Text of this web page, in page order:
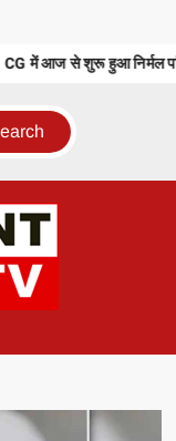
CG में आज से शुरू हुआ निर्मल